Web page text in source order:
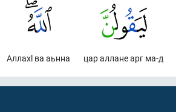
цар аллане арг ма-д
Аллахl ва аьнна